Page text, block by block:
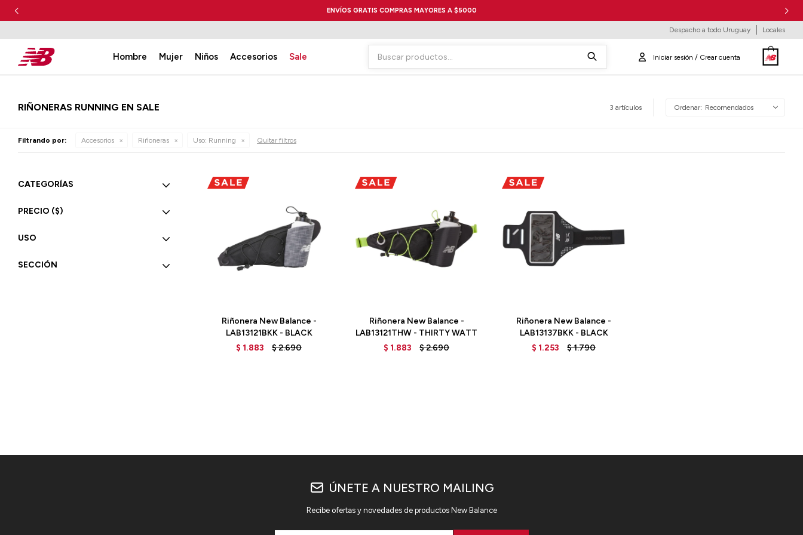
ENVÍOS GRATIS COMPRAS MAYORES A $5000
Hombre Mujer Niños Accesorios Sale
Despacho a todo Uruguay Locales
RIÑONERAS RUNNING EN SALE 3 artículos Recomendados
Filtrando por: Accesorios Riñoneras Uso: Running Quitar filtros
Riñonera New Balance -
LAB13121BKK - BLACK
$ 1.883 $2.690
Riñonera New Balance -
LAB13121THW - THIRTY WATT
$ 1.883 $2.690
Riñonera New Balance -
LAB13137BKK - BLACK
$ 1.253 $1.790
CATEGORÍAS
PRECIO ($)
USO
SECCIÓN
ÚNETE A NUESTRO MAILING
Recibe ofertas y novedades de productos New Balance